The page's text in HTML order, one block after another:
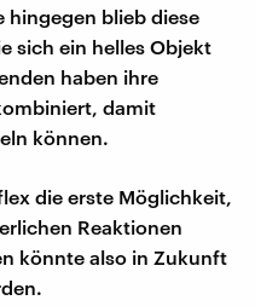
hingegen blieb diese
sich ein helles Objekt
haben ihre
damit
können.
die erste Möglichkeit,
Reaktionen
könnte also in Zukunft